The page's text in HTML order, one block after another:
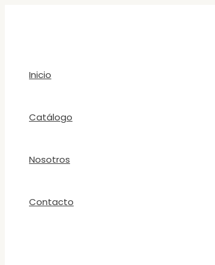
Inicio
Catálogo
Nosotros
Contacto